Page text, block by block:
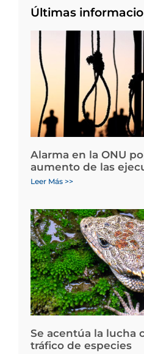
Últimas
Alarma en la ONU
aumento de las
Leer Más >>
Se acentúa la lucha
tráfico de especies